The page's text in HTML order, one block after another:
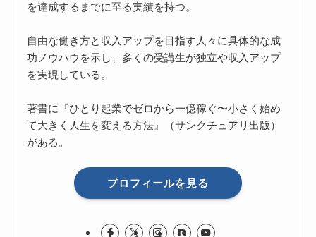
を達成するまでに至る実績を持つ。
自由な働き方と収入アップを目指す人々に具体的な成
功ノウハウを示し、多くの受講生が独立や収入アップ
を実現している。
著書に『ひとり起業でゼロから一億稼ぐ〜小さく始め
て大きく人生を変える方法』（サンクチュアリ出版）
がある。
プロフィールを見る